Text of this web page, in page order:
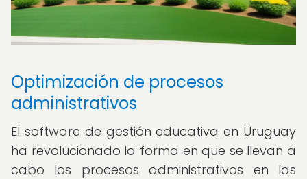
Optimización de procesos
administrativos
El software de gestión educativa en Uruguay
ha revolucionado la forma en que se llevan a
cabo los procesos administrativos en las